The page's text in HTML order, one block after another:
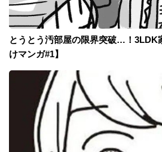
とうとう汚部屋の限界突破…！3LDK
けマンガ#1】